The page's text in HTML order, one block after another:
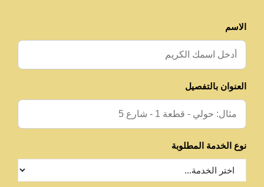
الاسم
العنوان بالتفصيل
نوع الخدمة المطلوبة